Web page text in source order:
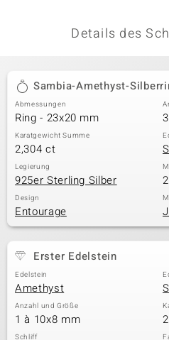
Details des
Sambia-Amethyst-
Abmessungen
Ring - 23x20 mm
Karatgewicht Summe
2,304 ct
Legierung
925er Sterling Silber
Design
Entourage
Erster Edelstein
Edelstein
Amethyst
Anzahl und Größe
1 à 10x8 mm
Schliff